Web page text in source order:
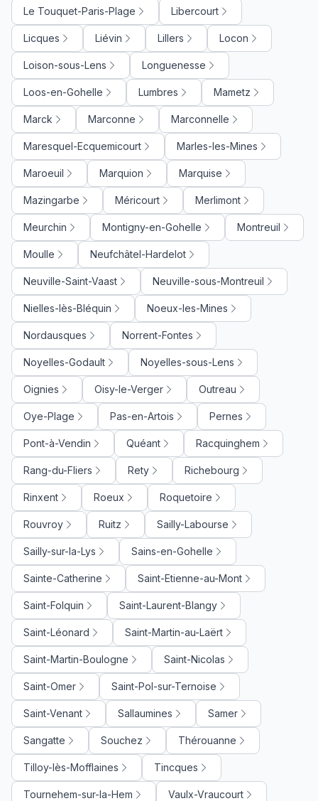
Le Touquet-Paris-Plage Libercourt
Licques Liévin Lillers Locon
Loison-sous-Lens Longuenesse
Loos-en-Gohelle Lumbres Mametz
Marck Marconne Marconnelle
Maresquel-Ecquemicourt Marles-les-Mines
Maroeuil Marquion Marquise
Mazingarbe Méricourt Merlimont
Meurchin Montigny-en-Gohelle Montreuil
Moulle Neufchâtel-Hardelot
Neuville-Saint-Vaast Neuville-sous-Montreuil
Nielles-lès-Bléquin Noeux-les-Mines
Nordausques Norrent-Fontes
Noyelles-Godault Noyelles-sous-Lens
Oignies Oisy-le-Verger Outreau
Oye-Plage Pas-en-Artois Pernes
Pont-à-Vendin Quéant Racquinghem
Rang-du-Fliers Rety Richebourg
Rinxent Roeux Roquetoire
Rouvroy Ruitz Sailly-Labourse
Sailly-sur-la-Lys Sains-en-Gohelle
Sainte-Catherine Saint-Etienne-au-Mont
Saint-Folquin Saint-Laurent-Blangy
Saint-Léonard Saint-Martin-au-Laërt
Saint-Martin-Boulogne Saint-Nicolas
Saint-Omer Saint-Pol-sur-Ternoise
Saint-Venant Sallaumines Samer
Sangatte Souchez Thérouanne
Tilloy-lès-Mofflaines Tincques
Tournehem-sur-la-Hem Vaulx-Vraucourt